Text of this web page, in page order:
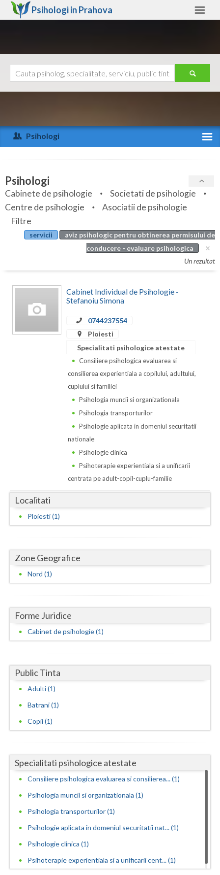
Psihologi in Prahova
Arad
Arges
Bihor
Bistrita-Nasaud
Botosani
Bucuresti
Buzau
Gorj
Ialomita
Iasi
Maramures
Mehedinti
Prahova
Satu-Mare
Sibiu
Suceava
Tulcea
Ajutor
Psihologi
Specialitati
Servicii
Articole
Evenimente
Psihologi
Cabinete de psihologie
Societati de psihologie
Centre de psihologie
Asociatii de psihologie
Filtre
servicii
aviz psihologic pentru obtinerea permisului de
conducere - evaluare psihologica
Un rezultat
Cabinet Individual de Psihologie -
Stefanoiu Simona
0744237554
Ploiesti
Specialitati psihologice atestate
Consiliere psihologica evaluarea si
consilierea experientiala a copilului, adultului,
cuplului si familiei
Psihologia muncii si organizationala
Psihologia transporturilor
Psihologie aplicata in domeniul securitatii
nationale
Psihologie clinica
Psihoterapie experientiala si a unificarii
centrata pe adult-copil-cuplu-familie
Localitati
Ploiesti (1)
Zone Geografice
Nord (1)
Forme Juridice
Cabinet de psihologie (1)
Public Tinta
Adulti (1)
Batrani (1)
Copii (1)
Specialitati psihologice atestate
Consiliere psihologica evaluarea si consilierea... (1)
Psihologia muncii si organizationala (1)
Psihologia transporturilor (1)
Psihologie aplicata in domeniul securitatii nat... (1)
Psihologie clinica (1)
Psihoterapie experientiala si a unificarii cent... (1)